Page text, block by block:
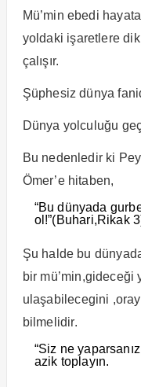
Mü’min ebedi
yoldaki işaretlere
çalışır.
Şüphesiz dünya
Dünya yolculuğu
Bu nedenledir ki
Ömer’e hitaben,
“Bu dünyada
ol!”(Buhari,Rikak
Şu halde bu
bir mü’min,gideceği
ulaşabilecegini
bilmelidir.
“Siz ne
azik toplayın.